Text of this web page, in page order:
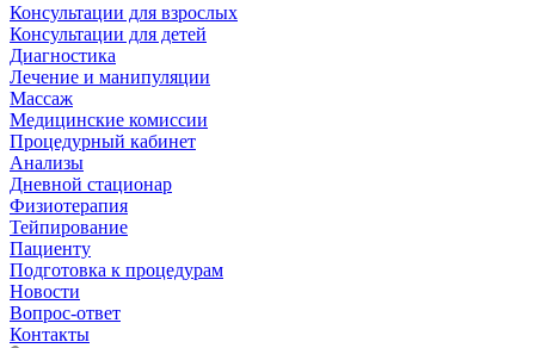
Консультации для взрослых
Консультации для детей
Диагностика
Лечение и манипуляции
Массаж
Медицинские комиссии
Процедурный кабинет
Анализы
Дневной стационар
Физиотерапия
Тейпирование
Пациенту
Подготовка к процедурам
Новости
Вопрос-ответ
Контакты